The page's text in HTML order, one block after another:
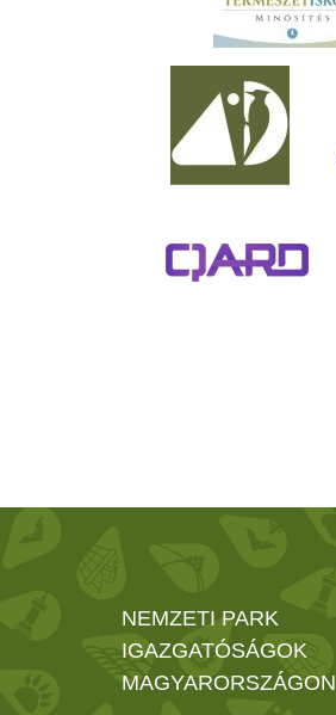
NEMZETI PARK
IGAZGATÓSÁGOK
MAGYARORSZÁGON